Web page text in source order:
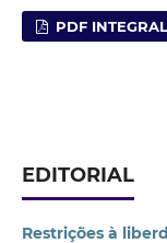
PDF INTEGRAL
EDITORIAL
Restrições à